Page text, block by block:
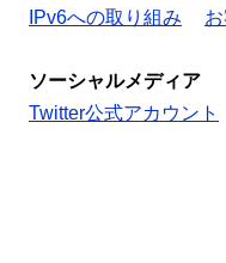
IPv6への取り組み
ソーシャルメディア
Twitter公式アカウント